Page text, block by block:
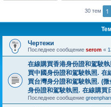
30 тем 1
Чертежи
Последнее сообщение serom «
在線購買香港身份證和駕駛
買中國身份證和駕駛執照. 在
買台灣身分證和駕駛執照. (
身份證和駕駛執照. 在線購買
Последнее сообщение